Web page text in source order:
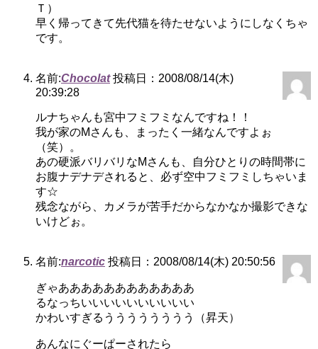
Ｔ）
早く帰ってきて先代猫を待たせないようにしなくちゃ
です。
名前:Chocolat 投稿日：2008/08/14(木)
20:39:28
ルナちゃんも宮中フミフミなんですね！！
我が家のMさんも、まったく一緒なんですよぉ
（笑）。
あの硬派バリバリなMさんも、自分ひとりの時間帯に
お腹ナデナデされると、必ず空中フミフミしちゃいま
す☆
残念ながら、カメラが苦手だからなかなか撮影できな
いけどぉ。
名前:narcotic 投稿日：2008/08/14(木) 20:50:56
ぎゃああああああああああああ
るなっちいいいいいいいいいい
かわいすぎるうううううううう（昇天）
あんなにぐーぱーされたら